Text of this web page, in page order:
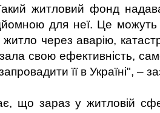
житловий фонд
для неї. Це можуть
житло через аварію,
свою ефективність,
її в Україні", –
що зараз у житловій